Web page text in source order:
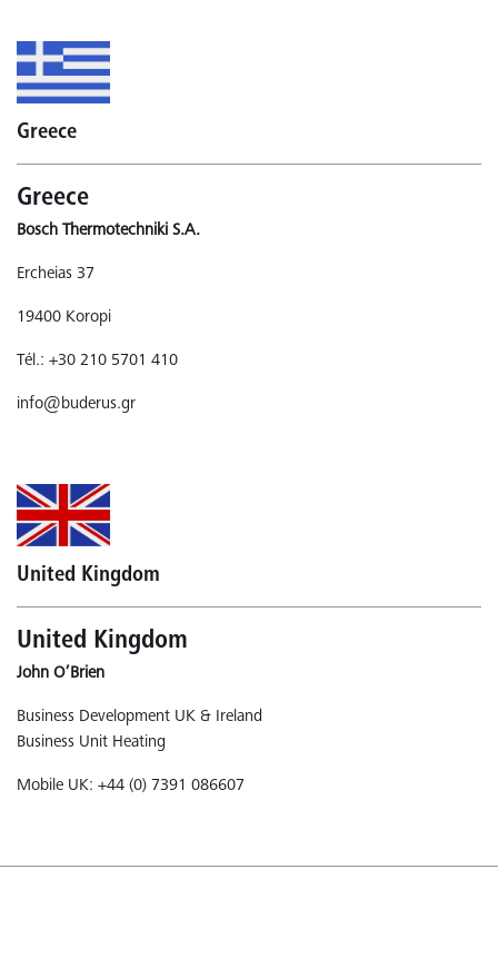
Greece
Greece
Bosch Thermotechniki S.A.
Ercheias 37
19400 Koropi
Tél.: +30 210 5701 410
info@buderus.gr
United Kingdom
United Kingdom
John O’Brien
Business Development UK & Ireland
Business Unit Heating
Mobile UK: +44 (0) 7391 086607